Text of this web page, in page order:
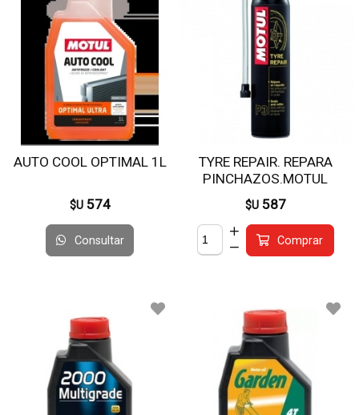
AUTO COOL OPTIMAL 1L
$U 574
Consultar
TYRE REPAIR. REPARA
PINCHAZOS.MOTUL
$U 587
Comprar